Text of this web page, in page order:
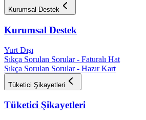
Kurumsal Destek
Kurumsal Destek
Yurt Dışı
Sıkça Sorulan Sorular - Faturalı Hat
Sıkça Sorulan Sorular - Hazır Kart
Tüketici Şikayetleri
Tüketici Şikayetleri